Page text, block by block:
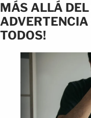
MÁS ALLÁ
TODOS!